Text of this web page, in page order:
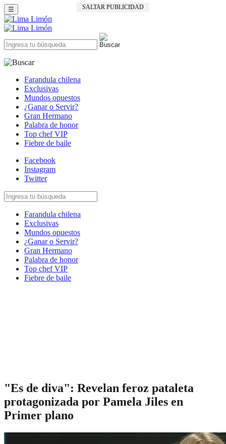
SALTAR PUBLICIDAD
☰
Farandula chilena
Exclusivas
Mundos opuestos
¿Ganar o Servir?
Gran Hermano
Palabra de honor
Top chef VIP
Fiebre de baile
Facebook
Instagram
Twitter
Farandula chilena
Exclusivas
Mundos opuestos
¿Ganar o Servir?
Gran Hermano
Palabra de honor
Top chef VIP
Fiebre de baile
"Es de diva": Revelan feroz pataleta
protagonizada por Pamela Jiles en
Primer plano